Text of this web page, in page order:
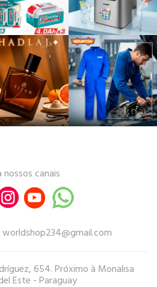
nossos canais
654. Próximo à Monalisa
Este - Paraguay